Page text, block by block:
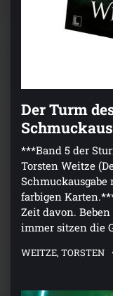
Der Turm
***Band 5 der
Torsten Weitze
farbigen
Zeit davon.
immer sitzen die
WEITZE, TORSTEN